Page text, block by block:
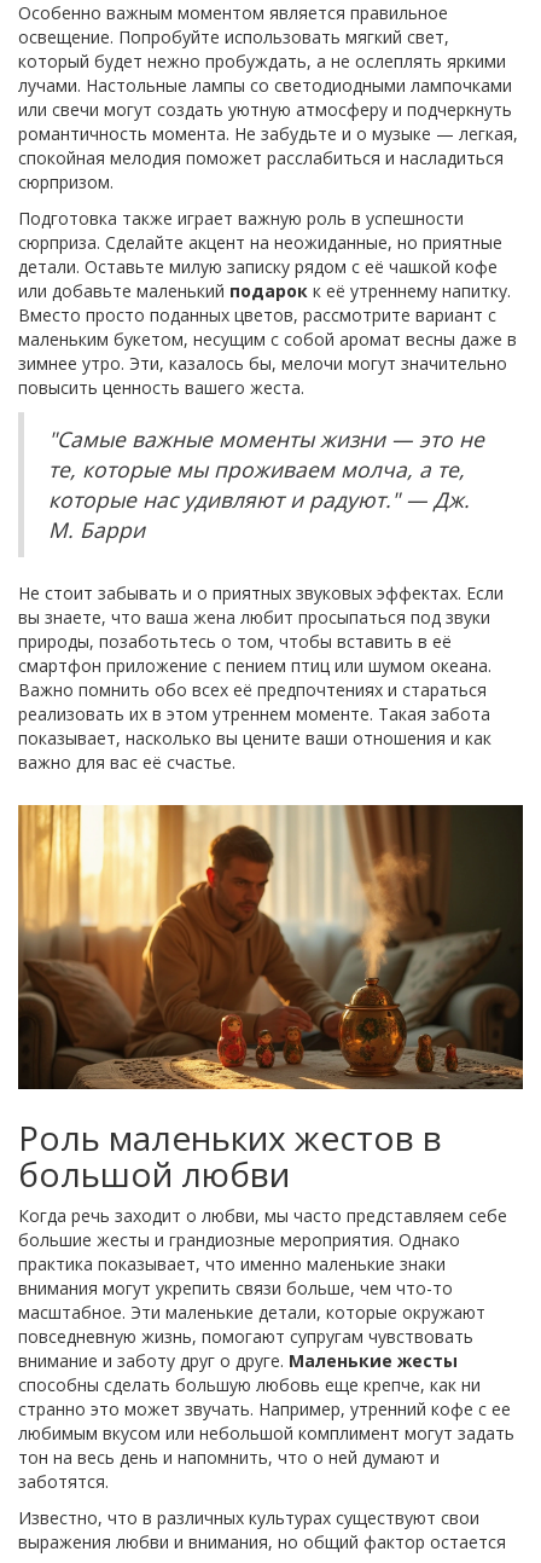
Особенно важным моментом является правильное
освещение. Попробуйте использовать мягкий свет,
который будет нежно пробуждать, а не ослеплять яркими
лучами. Настольные лампы со светодиодными лампочками
или свечи могут создать уютную атмосферу и подчеркнуть
романтичность момента. Не забудьте и о музыке — легкая,
спокойная мелодия поможет расслабиться и насладиться
сюрпризом.
Подготовка также играет важную роль в успешности
сюрприза. Сделайте акцент на неожиданные, но приятные
детали. Оставьте милую записку рядом с её чашкой кофе
или добавьте маленький подарок к её утреннему напитку.
Вместо просто поданных цветов, рассмотрите вариант с
маленьким букетом, несущим с собой аромат весны даже в
зимнее утро. Эти, казалось бы, мелочи могут значительно
повысить ценность вашего жеста.
"Самые важные моменты жизни — это не
те, которые мы проживаем молча, а те,
которые нас удивляют и радуют." — Дж.
М. Барри
Не стоит забывать и о приятных звуковых эффектах. Если
вы знаете, что ваша жена любит просыпаться под звуки
природы, позаботьтесь о том, чтобы вставить в её
смартфон приложение с пением птиц или шумом океана.
Важно помнить обо всех её предпочтениях и стараться
реализовать их в этом утреннем моменте. Такая забота
показывает, насколько вы цените ваши отношения и как
важно для вас её счастье.
Роль маленьких жестов в
большой любви
Когда речь заходит о любви, мы часто представляем себе
большие жесты и грандиозные мероприятия. Однако
практика показывает, что именно маленькие знаки
внимания могут укрепить связи больше, чем что-то
масштабное. Эти маленькие детали, которые окружают
повседневную жизнь, помогают супругам чувствовать
внимание и заботу друг о друге. Маленькие жесты
способны сделать большую любовь еще крепче, как ни
странно это может звучать. Например, утренний кофе с ее
любимым вкусом или небольшой комплимент могут задать
тон на весь день и напомнить, что о ней думают и
заботятся.
Известно, что в различных культурах существуют свои
выражения любви и внимания, но общий фактор остается